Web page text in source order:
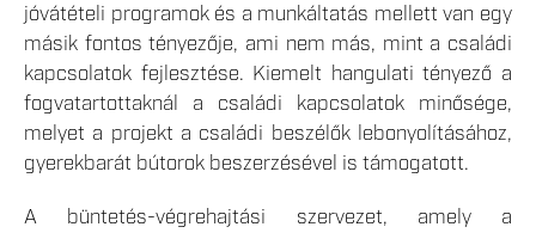
jóvátételi programok és a munkáltatás mellett van egy
másik fontos tényezője, ami nem más, mint a családi
kapcsolatok fejlesztése. Kiemelt hangulati tényező a
fogvatartottaknál a családi kapcsolatok minősége,
melyet a projekt a családi beszélők lebonyolításához,
gyerekbarát bútorok beszerzésével is támogatott.
A büntetés-végrehajtási szervezet, amely a